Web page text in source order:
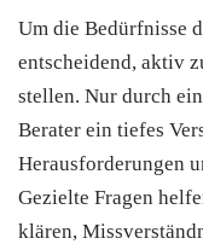
Um die Bedürfnisse
entscheidend, aktiv
stellen. Nur durch
Berater ein tiefes
Herausforderungen
Gezielte Fragen
klären,